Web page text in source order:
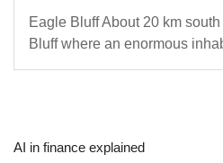
Eagle Bluff About 20 km
Bluff where an enormous
AI in finance explained